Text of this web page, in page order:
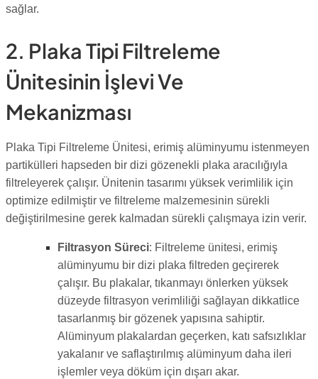
sağlar.
2. Plaka Tipi Filtreleme
Ünitesinin İşlevi Ve
Mekanizması
Plaka Tipi Filtreleme Ünitesi, erimiş alüminyumu istenmeyen
partikülleri hapseden bir dizi gözenekli plaka aracılığıyla
filtreleyerek çalışır. Ünitenin tasarımı yüksek verimlilik için
optimize edilmiştir ve filtreleme malzemesinin sürekli
değiştirilmesine gerek kalmadan sürekli çalışmaya izin verir.
Filtrasyon Süreci: Filtreleme ünitesi, erimiş
alüminyumu bir dizi plaka filtreden geçirerek
çalışır. Bu plakalar, tıkanmayı önlerken yüksek
düzeyde filtrasyon verimliliği sağlayan dikkatlice
tasarlanmış bir gözenek yapısına sahiptir.
Alüminyum plakalardan geçerken, katı safsızlıklar
yakalanır ve saflaştırılmış alüminyum daha ileri
işlemler veya döküm için dışarı akar.